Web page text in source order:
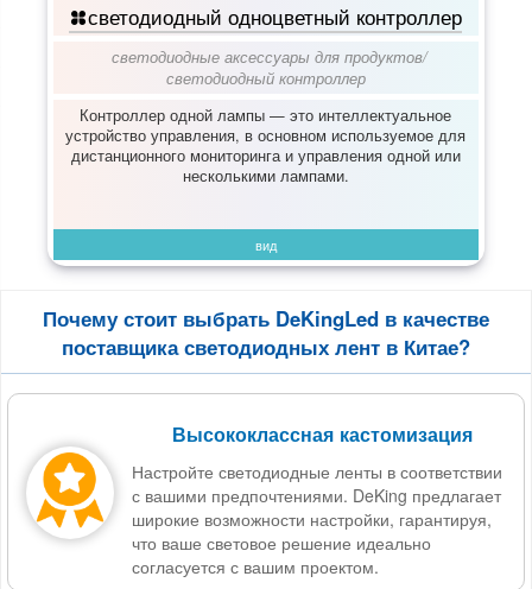
светодиодный одноцветный контроллер
светодиодные аксессуары для продуктов/
светодиодный контроллер
Контроллер одной лампы — это интеллектуальное
устройство управления, в основном используемое для
дистанционного мониторинга и управления одной или
несколькими лампами.
вид
Почему стоит выбрать DeKingLed в качестве
поставщика светодиодных лент в Китае?
Высококлассная кастомизация
Настройте светодиодные ленты в соответствии
с вашими предпочтениями. DeKing предлагает
широкие возможности настройки, гарантируя,
что ваше световое решение идеально
согласуется с вашим проектом.